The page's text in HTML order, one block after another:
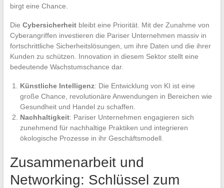
birgt eine Chance.
Die Cybersicherheitbleibt eine Priorität. Mit der Zunahme von
Cyberangriffen investieren die Pariser Unternehmen massiv in
fortschrittliche Sicherheitslösungen, um ihre Daten und die ihrer
Kunden zu schützen. Innovation in diesem Sektor stellt eine
bedeutende Wachstumschance dar.
Künstliche Intelligenz: Die Entwicklung von KI ist eine
große Chance, revolutionäre Anwendungen in Bereichen wie
Gesundheit und Handel zu schaffen.
Nachhaltigkeit: Pariser Unternehmen engagieren sich
zunehmend für nachhaltige Praktiken und integrieren
ökologische Prozesse in ihr Geschäftsmodell.
Zusammenarbeit und
Networking: Schlüssel zum